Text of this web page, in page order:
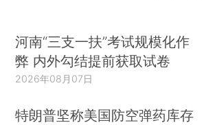
河南“三支一扶”考试规模化作
弊 内外勾结提前获取试卷
2026年08月07日
特朗普坚称美国防空弹药库存